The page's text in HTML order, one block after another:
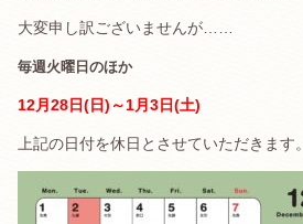
大変申し訳ございませんが……
毎週火曜日のほか
12月28日(日)～1月3日(土)
上記の日付を休日とさせていただきます。